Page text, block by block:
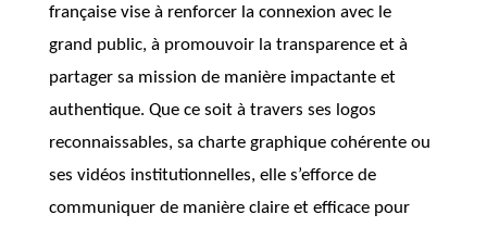
française vise à renforcer la connexion avec le
grand public, à promouvoir la transparence et à
partager sa mission de manière impactante et
authentique. Que ce soit à travers ses logos
reconnaissables, sa charte graphique cohérente ou
ses vidéos institutionnelles, elle s’efforce de
communiquer de manière claire et efficace pour